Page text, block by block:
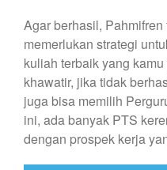
Agar berhasil,
memerlukan strategi
kuliah terbaik yang
khawatir, jika tidak
juga bisa memilih
ini, ada banyak PTS
dengan prospek kerja